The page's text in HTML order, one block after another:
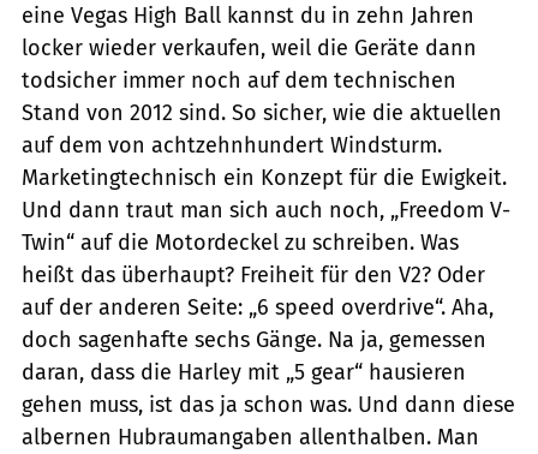
eine Vegas High Ball kannst du in zehn Jahren
locker wieder verkaufen, weil die Geräte dann
todsicher immer noch auf dem technischen
Stand von 2012 sind. So sicher, wie die aktuellen
auf dem von achtzehnhundert Windsturm.
Marketingtechnisch ein Konzept für die Ewigkeit.
Und dann traut man sich auch noch, „Freedom V-
Twin“ auf die Motordeckel zu schreiben. Was
heißt das überhaupt? Freiheit für den V2? Oder
auf der anderen Seite: „6 speed overdrive“. Aha,
doch sagenhafte sechs Gänge. Na ja, gemessen
daran, dass die Harley mit „5 gear“ hausieren
gehen muss, ist das ja schon was. Und dann diese
albernen Hubraumangaben allenthalben. Man